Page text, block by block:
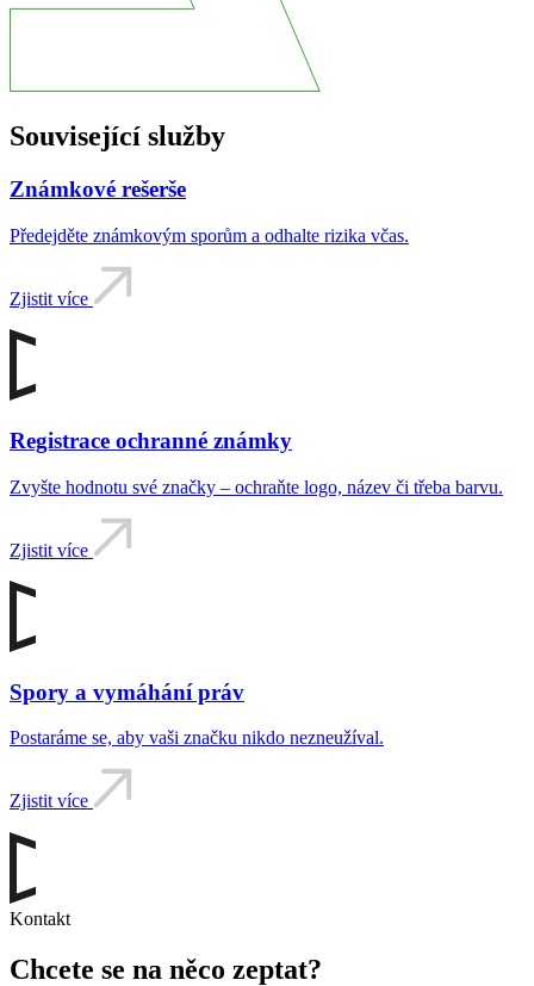
Související služby
Známkové rešerše
Předejděte známkovým sporům a odhalte rizika včas.
Zjistit více
Registrace ochranné známky
Zvyšte hodnotu své značky – ochraňte logo, název či třeba barvu.
Zjistit více
Spory a vymáhání práv
Postaráme se, aby vaši značku nikdo nezneužíval.
Zjistit více
Kontakt
Chcete se na něco zeptat?